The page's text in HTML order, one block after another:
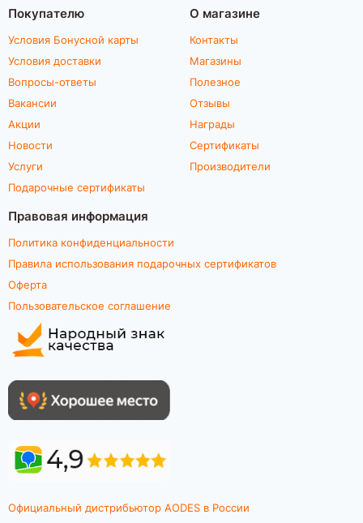
Покупателю
Условия Бонусной карты
Условия доставки
Вопросы-ответы
Вакансии
Акции
Новости
Услуги
Подарочные сертификаты
О магазине
Контакты
Магазины
Полезное
Отзывы
Награды
Сертификаты
Производители
Правовая информация
Политика конфиденциальности
Правила использования подарочных сертификатов
Оферта
Пользовательское соглашение
Официальный дистрибьютор AODES в России